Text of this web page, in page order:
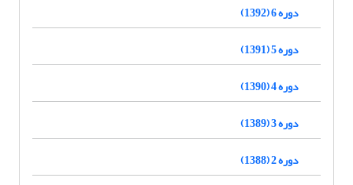
دوره 6 (1392)
دوره 5 (1391)
دوره 4 (1390)
دوره 3 (1389)
دوره 2 (1388)